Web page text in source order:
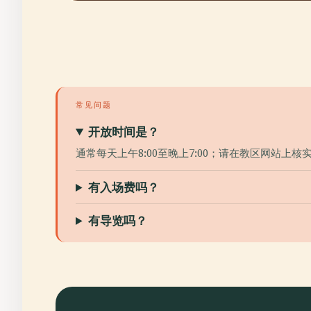
常见问题
开放时间是？
通常每天上午8:00至晚上7:00；请在教区网站上核实
有入场费吗？
有导览吗？